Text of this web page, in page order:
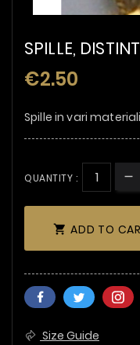
SPILLE,
€2.50
Spille in vari
QUANTITY :
 ADD TO
Size Guide